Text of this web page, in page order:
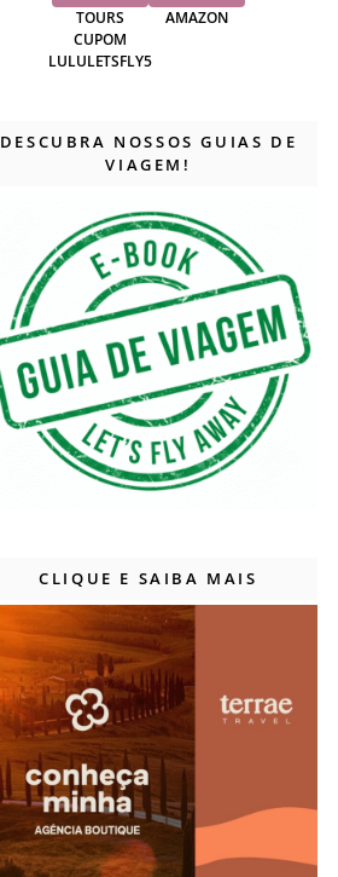
TOURS
CUPOM
LULULETSFLY5
AMAZON
DESCUBRA NOSSOS GUIAS DE
VIAGEM!
CLIQUE E SAIBA MAIS